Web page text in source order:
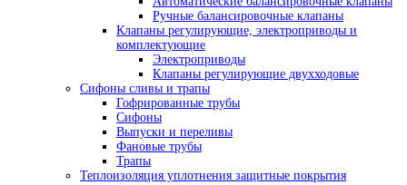
Ручные балансировочные клапаны
Клапаны регулирующие, электроприводы и
комплектующие
Электроприводы
Клапаны регулирующие двухходовые
Сифоны сливы и трапы
Гофрированные трубы
Сифоны
Выпуски и переливы
Фановые трубы
Трапы
Теплоизоляция уплотнения защитные покрытия